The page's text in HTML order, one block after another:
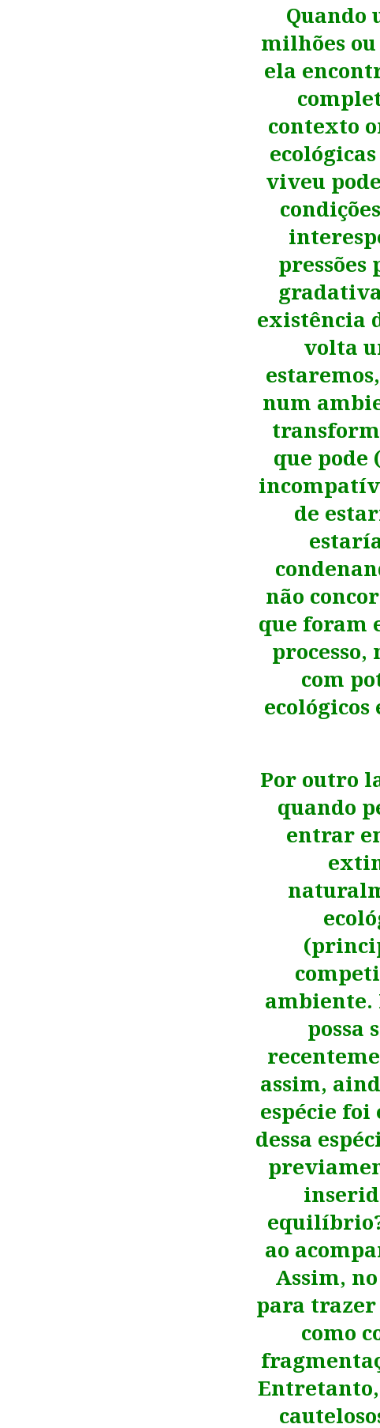
Quando
milhões
ela
contexto
viveu
existência
volta
num
que pode
de
não
que foram
com
Por outro
quando
entrar
ambiente.
possa
assim,
espécie
dessa
ao
Assim,
para trazer
como